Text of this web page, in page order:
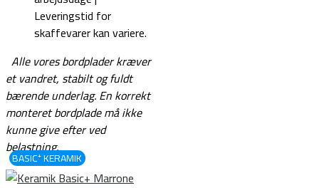
Leveringstid for
skaffevarer kan variere.
Alle vores bordplader kræver
et vandret, stabilt og fuldt
bærende underlag.En korrekt
monteret bordplade må ikke
kunne give efter ved
belastning.
BASIC⁺ KERAMIK